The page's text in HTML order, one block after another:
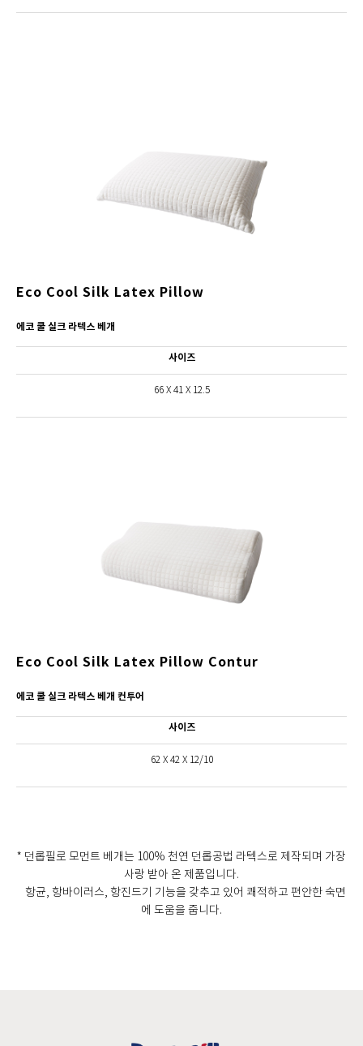
Eco Cool Silk Latex Pillow
에코 쿨 실크 라텍스 베개
사이즈
66 X 41 X 12.5
Eco Cool Silk Latex Pillow Contur
에코 쿨 실크 라텍스 베개 컨투어
사이즈
62 X 42 X 12/10
* 던롭필로 모먼트 베개는 100% 천연 던롭공법 라텍스로 제작되며 가장
사랑 받아 온 제품입니다.
항균, 항바이러스, 항진드기 기능을 갖추고 있어 쾌적하고 편안한 숙면
에 도움을 줍니다.